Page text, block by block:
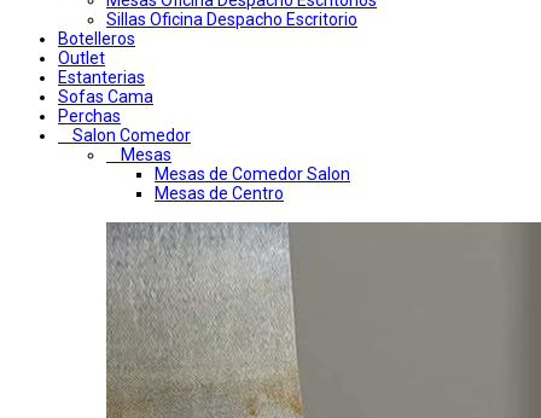
Sillas Oficina Despacho Escritorio
Botelleros
Outlet
Estanterias
Sofas Cama
Perchas
Salon Comedor
Mesas
Mesas de Comedor Salon
Mesas de Centro